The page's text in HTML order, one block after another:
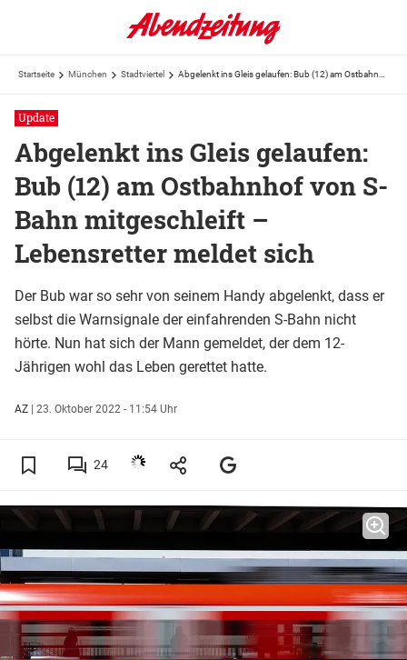
Startseite München Stadtviertel
Update
Abgelenkt ins Gleis gelaufen:
Bub (12) am Ostbahnhof von S-
Bahn mitgeschleift –
Lebensretter meldet sich
Der Bub war so sehr von seinem Handy abgelenkt, dass er
selbst die Warnsignale der einfahrenden S-Bahn nicht
hörte. Nun hat sich der Mann gemeldet, der dem 12-
Jährigen wohl das Leben gerettet hatte.
AZ 23. Oktober 2022 - 11:54 Uhr
24